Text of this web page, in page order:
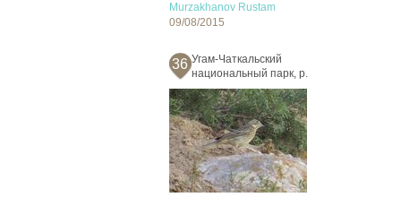
Murzakhanov Rustam
09/08/2015
36 Угам-Чаткальский
национальный парк, р.